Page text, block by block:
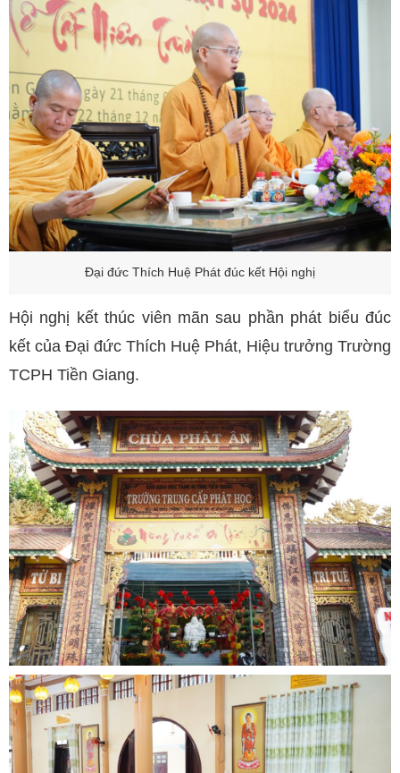
Đại đức Thích Huệ Phát đúc kết Hội nghị
Hội nghị kết thúc viên mãn sau phần phát biểu đúc
kết của Đại đức Thích Huệ Phát, Hiệu trưởng Trường
TCPH Tiền Giang.